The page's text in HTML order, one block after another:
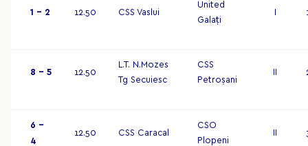
1 – 2 12.50 CSS Vaslui
United
Galați
8 – 5 12.50
L.T. N.Mozes
Tg Secuiesc
CSS
Petroșani
6 –
4
12.50 CSS Caracal
CSO
Plopeni